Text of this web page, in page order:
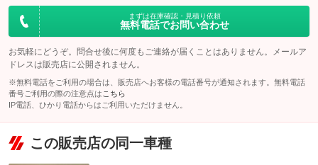
まずは在庫確認・見積り依頼
無料電話でお問い合わせ
お気軽にどうぞ。問合せ後に何度もご連絡が届くことはありません。メールア
ドレスは販売店に公開されません。
※無料電話をご利用の場合は、販売店へお客様の電話番号が通知されます。無料電話
番号ご利用の際の注意点は こちら
IP電話、ひかり電話からはご利用いただけません。
この販売店の同一車種